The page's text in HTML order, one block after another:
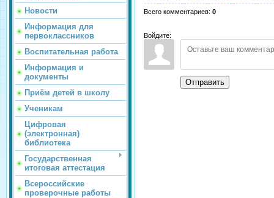
Новости
Информация для
первоклассников
Воспитательная работа
Информация и
документы
Приём детей в школу
Ученикам
Цифровая
(электронная)
библиотека
Государственная
итоговая аттестация
Всероссийские
проверочные работы
Всего комментариев: 0
Войдите:
Отправить